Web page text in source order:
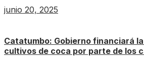
junio 20, 2025
Catatumbo: Gobierno financiará
cultivos de coca por parte de los